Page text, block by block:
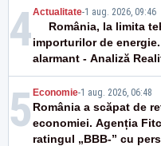
4Actualitate-1 aug. 2026, 09:46
România, la limita
importurilor de
alarmant - Analiză
5 Economie-1 aug. 2026, 06:48
România a scăpat de
economiei. Agenția
ratingul „BBB-” cu